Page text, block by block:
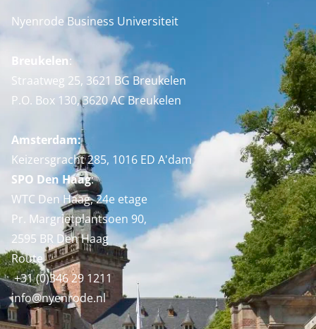
Nyenrode Business Universiteit
Breukelen:
Straatweg 25, 3621 BG Breukelen
P.O. Box 130, 3620 AC Breukelen
Amsterdam:
Keizersgracht 285, 1016 ED A'dam
SPO Den Haag:
WTC Den Haag, 24e etage
Pr. Margrietplantsoen 90,
2595 BR Den Haag
Route
+31 (0)346 29 1211
info@nyenrode.nl